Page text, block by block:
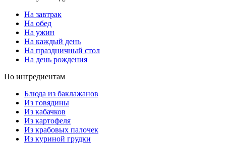
На завтрак
На обед
На ужин
На каждый день
На праздничный стол
На день рождения
По ингредиентам
Блюда из баклажанов
Из говядины
Из кабачков
Из картофеля
Из крабовых палочек
Из куриной грудки